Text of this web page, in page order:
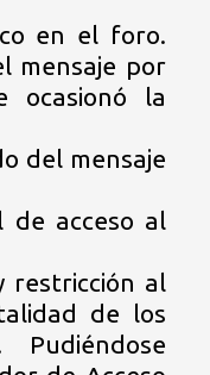
en el foro.
mensaje por
ocasionó la
del mensaje
de acceso al
restricción al
de los